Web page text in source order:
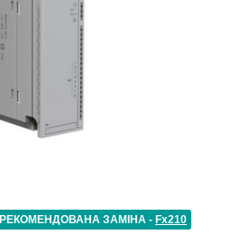
РЕКОМЕНДОВАНА ЗАМІНА - Fx210